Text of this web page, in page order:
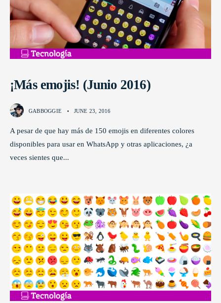
¡Más emojis! (Junio 2016)
GABBOGGIE • JUNE 23, 2016
A pesar de que hay más de 150 emojis en diferentes colores
disponibles para usar en WhatsApp y otras aplicaciones, ¿a
veces sientes que...